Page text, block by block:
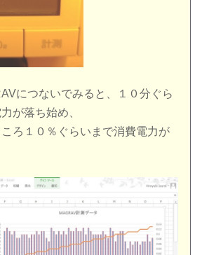
につないでみると、１０分ぐら
が落ち始め、
ろ１０％ぐらいまで消費電力が